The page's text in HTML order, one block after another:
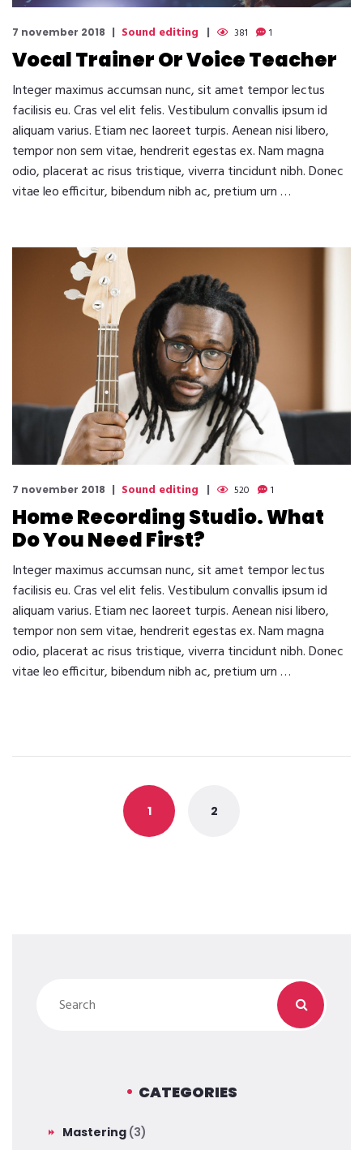
7 november 2018 Sound editing 381 1
Vocal Trainer Or Voice Teacher
Integer maximus accumsan nunc, sit amet tempor lectus
facilisis eu. Cras vel elit felis. Vestibulum convallis ipsum id
aliquam varius. Etiam nec laoreet turpis. Aenean nisi libero,
tempor non sem vitae, hendrerit egestas ex. Nam magna
odio, placerat ac risus tristique, viverra tincidunt nibh. Donec
vitae leo efficitur, bibendum nibh ac, pretium urn …
7 november 2018 Sound editing 520 1
Home Recording Studio. What
Do You Need First?
Integer maximus accumsan nunc, sit amet tempor lectus
facilisis eu. Cras vel elit felis. Vestibulum convallis ipsum id
aliquam varius. Etiam nec laoreet turpis. Aenean nisi libero,
tempor non sem vitae, hendrerit egestas ex. Nam magna
odio, placerat ac risus tristique, viverra tincidunt nibh. Donec
vitae leo efficitur, bibendum nibh ac, pretium urn …
navigation
1 2
CATEGORIES
Mastering (3)